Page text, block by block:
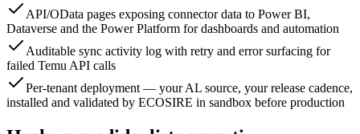
API/OData pages exposing connector data to Power BI,
Dataverse and the Power Platform for dashboards and automation
Auditable sync activity log with retry and error surfacing for
failed Temu API calls
Per-tenant deployment — your AL source, your release cadence,
installed and validated by ECOSIRE in sandbox before production